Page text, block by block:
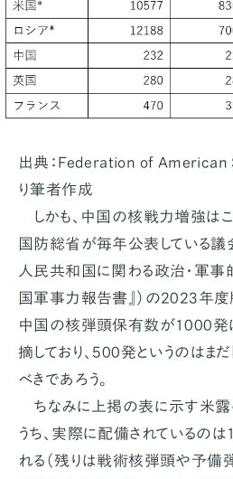
出典：Federation of
り筆者作成
しかも、中国の核戦力増強はこ
国防総省が毎年公表している議
人民共和国に関わる政治・軍事的
国軍事力報告書』）の2023年度
中国の核弾頭保有数が1000発
摘しており、500発というのはまだ
べきであろう。
ちなみに上掲の表に示す米
うち、実際に配備されているの
れる（残りは戦術核弾頭や予備